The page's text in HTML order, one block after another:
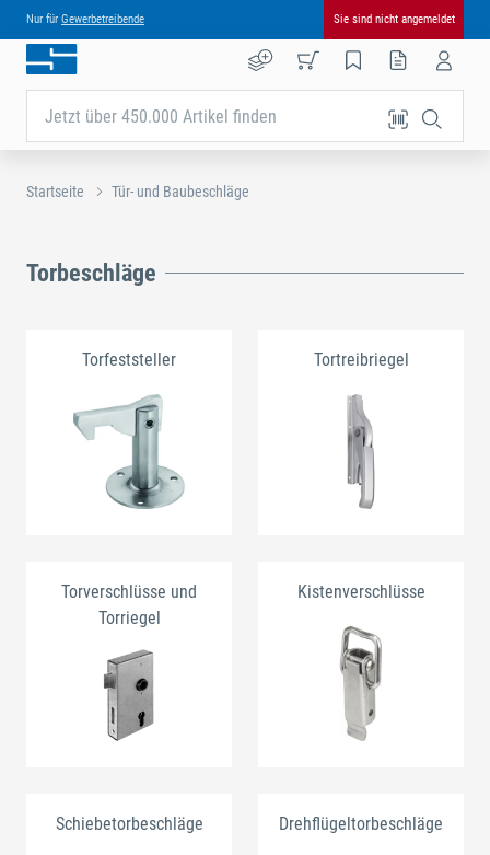
Nur für Gewerbetreibende Sie sind nicht angemeldet
Jetzt über 450.000 Artikel finden
Startseite Tür- und Baubeschläge
Torbeschläge
Torfeststeller Tortreibriegel
Torverschlüsse und
Torriegel
Kistenverschlüsse
Schiebetorbeschläge Drehflügeltorbeschläge